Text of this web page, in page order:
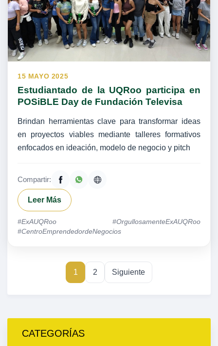
15 MAYO 2025
Estudiantado de la UQRoo participa en
POSiBLE Day de Fundación Televisa
Brindan herramientas clave para transformar ideas
en proyectos viables mediante talleres formativos
enfocados en ideación, modelo de negocio y pitch
Compartir:
Leer Más
#ExAUQRoo #OrgullosamenteExAUQRoo
#CentroEmprendedordeNegocios
1 2 Siguiente
CATEGORÍAS